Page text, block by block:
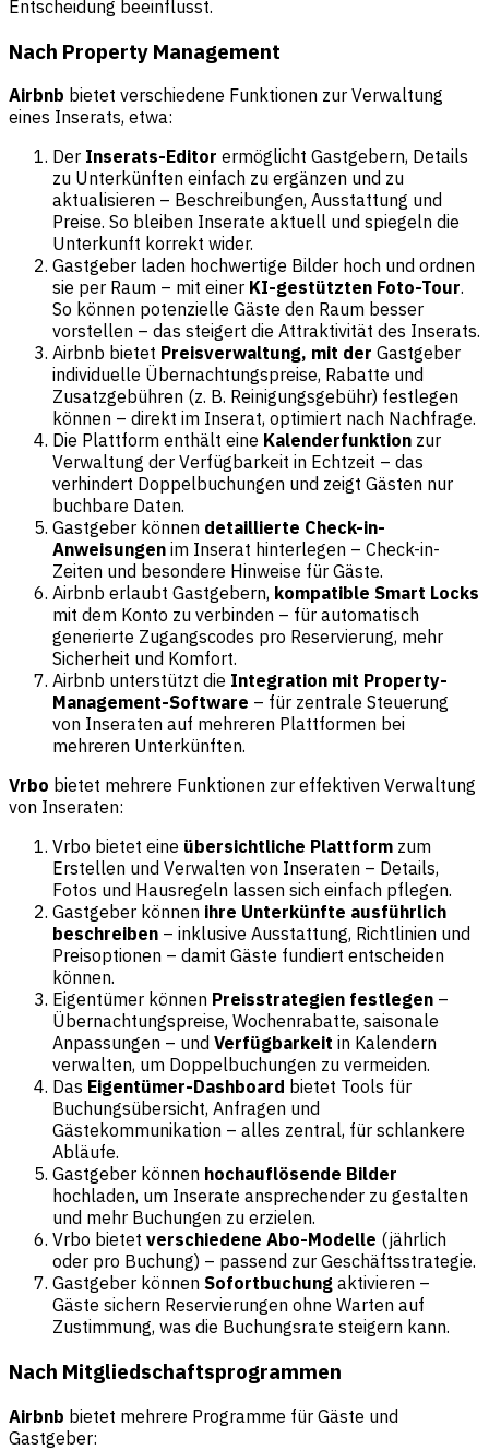
Entscheidung beeinflusst.
Nach Property Management
Airbnb bietet verschiedene Funktionen zur Verwaltung
eines Inserats, etwa:
Der Inserats-Editor ermöglicht Gastgebern, Details
zu Unterkünften einfach zu ergänzen und zu
aktualisieren – Beschreibungen, Ausstattung und
Preise. So bleiben Inserate aktuell und spiegeln die
Unterkunft korrekt wider.
Gastgeber laden hochwertige Bilder hoch und ordnen
sie per Raum – mit einer KI-gestützten Foto-Tour.
So können potenzielle Gäste den Raum besser
vorstellen – das steigert die Attraktivität des Inserats.
Airbnb bietet Preisverwaltung, mit der Gastgeber
individuelle Übernachtungspreise, Rabatte und
Zusatzgebühren (z. B. Reinigungsgebühr) festlegen
können – direkt im Inserat, optimiert nach Nachfrage.
Die Plattform enthält eine Kalenderfunktion zur
Verwaltung der Verfügbarkeit in Echtzeit – das
verhindert Doppelbuchungen und zeigt Gästen nur
buchbare Daten.
Gastgeber können detaillierte Check-in-
Anweisungen im Inserat hinterlegen – Check-in-
Zeiten und besondere Hinweise für Gäste.
Airbnb erlaubt Gastgebern, kompatible Smart Locks
mit dem Konto zu verbinden – für automatisch
generierte Zugangscodes pro Reservierung, mehr
Sicherheit und Komfort.
Airbnb unterstützt die Integration mit Property-
Management-Software – für zentrale Steuerung
von Inseraten auf mehreren Plattformen bei
mehreren Unterkünften.
Vrbo bietet mehrere Funktionen zur effektiven Verwaltung
von Inseraten:
Vrbo bietet eine übersichtliche Plattform zum
Erstellen und Verwalten von Inseraten – Details,
Fotos und Hausregeln lassen sich einfach pflegen.
Gastgeber können ihre Unterkünfte ausführlich
beschreiben – inklusive Ausstattung, Richtlinien und
Preisoptionen – damit Gäste fundiert entscheiden
können.
Eigentümer können Preisstrategien festlegen –
Übernachtungspreise, Wochenrabatte, saisonale
Anpassungen – und Verfügbarkeit in Kalendern
verwalten, um Doppelbuchungen zu vermeiden.
Das Eigentümer-Dashboard bietet Tools für
Buchungsübersicht, Anfragen und
Gästekommunikation – alles zentral, für schlankere
Abläufe.
Gastgeber können hochauflösende Bilder
hochladen, um Inserate ansprechender zu gestalten
und mehr Buchungen zu erzielen.
Vrbo bietet verschiedene Abo-Modelle (jährlich
oder pro Buchung) – passend zur Geschäftsstrategie.
Gastgeber können Sofortbuchung aktivieren –
Gäste sichern Reservierungen ohne Warten auf
Zustimmung, was die Buchungsrate steigern kann.
Nach Mitgliedschaftsprogrammen
Airbnb bietet mehrere Programme für Gäste und
Gastgeber: